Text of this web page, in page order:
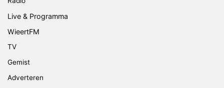
Live & Programma
WieertFM
TV
Gemist
Adverteren